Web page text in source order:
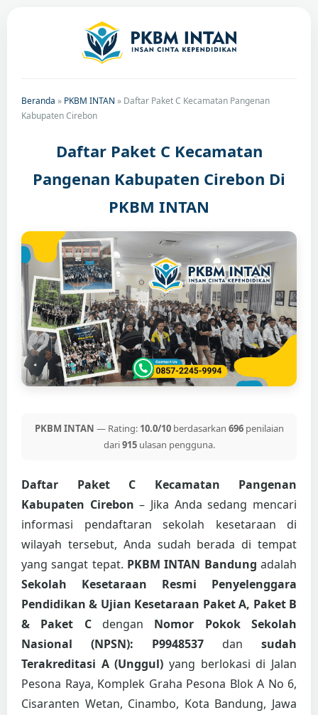
Beranda » PKBM INTAN » Daftar Paket C Kecamatan Pangenan
Kabupaten Cirebon
Daftar Paket C Kecamatan
Pangenan Kabupaten Cirebon Di
PKBM INTAN
PKBM INTAN — Rating: 10.0/10berdasarkan 696penilaian
dari915ulasan pengguna.
Daftar Paket C Kecamatan Pangenan
Kabupaten Cirebon – Jika Anda sedang mencari
informasi pendaftaran sekolah kesetaraan di
wilayah tersebut, Anda sudah berada di tempat
yang sangat tepat. PKBM INTAN Bandung adalah
Sekolah Kesetaraan Resmi Penyelenggara
Pendidikan & Ujian Kesetaraan Paket A, Paket B
& Paket Cdengan Nomor Pokok Sekolah
Nasional (NPSN): P9948537 dan sudah
Terakreditasi A (Unggul) yang berlokasi di Jalan
Pesona Raya, Komplek Graha Pesona Blok A No 6,
Cisaranten Wetan, Cinambo, Kota Bandung, Jawa